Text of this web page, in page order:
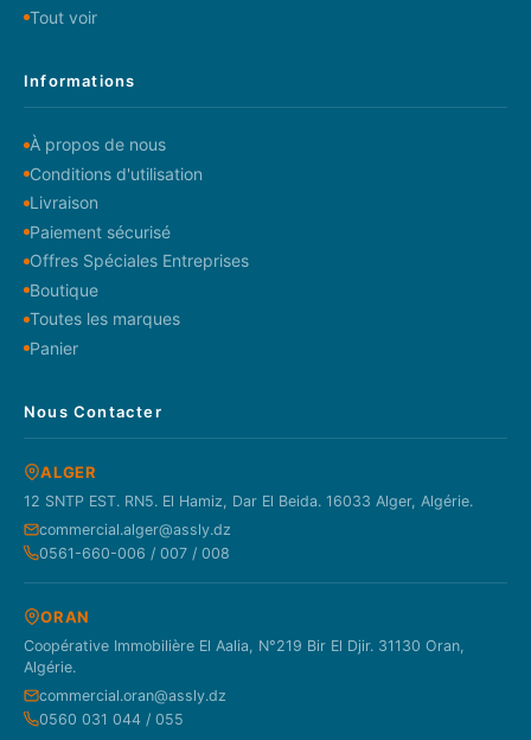
Tout voir
Informations
À propos de nous
Conditions d'utilisation
Livraison
Paiement sécurisé
Offres Spéciales Entreprises
Boutique
Toutes les marques
Panier
Nous Contacter
ALGER
12 SNTP EST. RN5. El Hamiz, Dar El Beida. 16033 Alger, Algérie.
commercial.alger@assly.dz
0561-660-006 / 007 / 008
ORAN
Coopérative Immobilière El Aalia, N°219 Bir El Djir. 31130 Oran,
Algérie.
commercial.oran@assly.dz
0560 031 044 / 055